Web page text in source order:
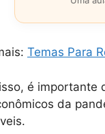
Temas Para
é importante
da